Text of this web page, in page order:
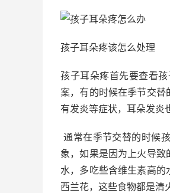
孩子耳朵疼该怎么处理
孩子耳朵疼首先要查看
案，有的时候在季节交
有发炎等症状，耳朵发炎
通常在季节交替的时候
象，如果是因为上火导
水，多吃些含维生素高的
西兰花，这些食物都是清